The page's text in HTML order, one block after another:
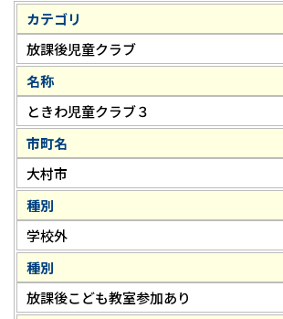
カテゴリ
放課後児童クラブ
名称
ときわ児童クラブ３
市町名
大村市
種別
学校外
種別
放課後こども教室参加あり